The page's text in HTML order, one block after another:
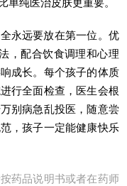
单纯医治皮肤更重要。
永远要放在第一位。优
，配合饮食调理和心理
成长。每个孩子的体质
行全面检查，医生会根
别病急乱投医，随意尝
，孩子一定能健康快乐
药品说明书或者在药师